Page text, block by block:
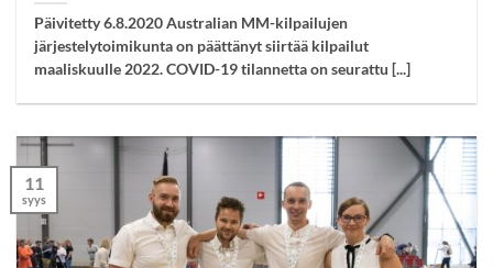
Päivitetty 6.8.2020 Australian MM-kilpailujen
järjestelytoimikunta on päättänyt siirtää kilpailut
maaliskuulle 2022. COVID-19 tilannetta on seurattu [...]
11
syys